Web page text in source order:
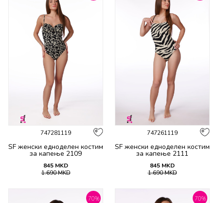
747281119
SF женски едноделен костим
за капење 2109
845 MKD
1.690MKD
747261119
SF женски едноделен костим
за капење 2111
845 MKD
1.690MKD
70% 70%